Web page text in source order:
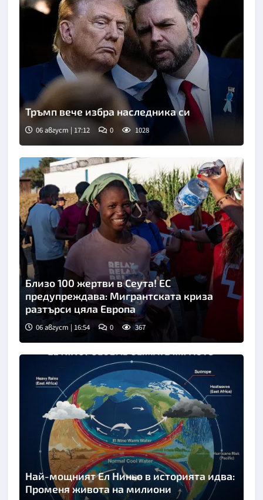
Тръмп вече избра наследника си
06 август | 17:12 0 1028
Снимка: БТА
Близо 100 жертви в Сеута! ЕС
предупреждава: Мигрантската криза
разтърси цяла Европа
06 август | 16:54 0 367
Най-мощният Ел Ниньо в историята идва:
Променя живота на милиони